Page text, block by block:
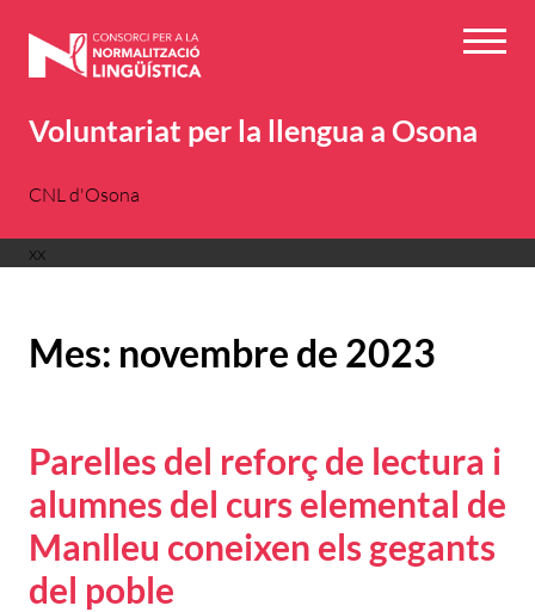
Voluntariat per la llengua a Osona
CNL d'Osona
xx
Mes: novembre de 2023
Parelles del reforç de lectura i
alumnes del curs elemental de
Manlleu coneixen els gegants
del poble